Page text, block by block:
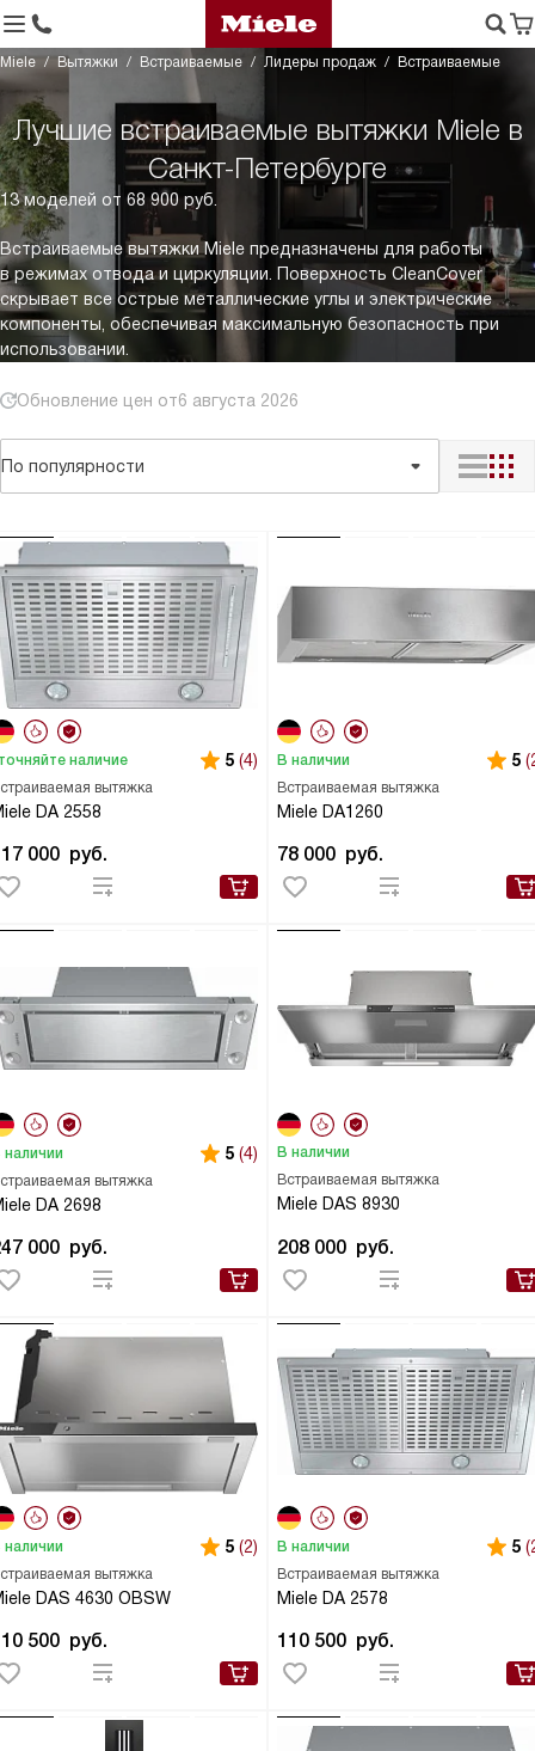
Miele Вытяжки Встраиваемые Лидеры продаж Встраиваемые
Лучшие встраиваемые вытяжки Miele в
Санкт-Петербурге
13 моделей от 68 900 руб.
Встраиваемые вытяжки Miele предназначены для работы
в режимах отвода и циркуляции. Поверхность CleanCover
скрывает все острые металлические углы и электрические
компоненты, обеспечивая максимальную безопасность при
использовании.
Обновление цен от6 августа 2026
По популярности
вытяжка
DA 2558
наличие 5 (4)
000 руб.
Встраиваемая вытяжка
Miele DA1260
В наличии 5
78 000 руб.
вытяжка
DA 2698
наличии 5 (4)
000 руб.
Встраиваемая вытяжка
Miele DAS 8930
В наличии
208 000 руб.
вытяжка
DAS 4630 OBSW
наличии 5 (2)
500 руб.
Встраиваемая вытяжка
Miele DA 2578
В наличии 5
110 500 руб.